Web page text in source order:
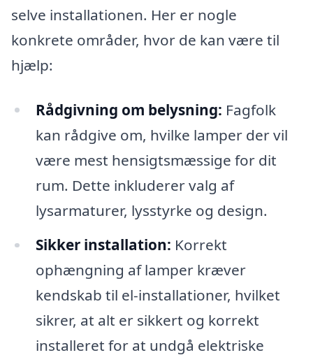
selve installationen. Her er nogle
konkrete områder, hvor de kan være til
hjælp:
Rådgivning om belysning: Fagfolk
kan rådgive om, hvilke lamper der vil
være mest hensigtsmæssige for dit
rum. Dette inkluderer valg af
lysarmaturer, lysstyrke og design.
Sikker installation: Korrekt
ophængning af lamper kræver
kendskab til el-installationer, hvilket
sikrer, at alt er sikkert og korrekt
installeret for at undgå elektriske